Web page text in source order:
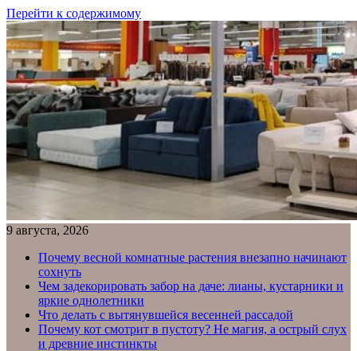
Перейти к содержимому
9 августа, 2026
Почему весной комнатные растения внезапно начинают
сохнуть
Чем задекорировать забор на даче: лианы, кустарники и
яркие однолетники
Что делать с вытянувшейся весенней рассадой
Почему кот смотрит в пустоту? Не магия, а острый слух
и древние инстинкты